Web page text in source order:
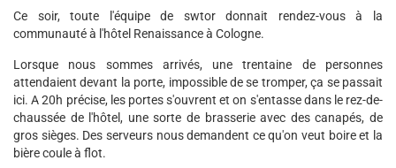
Ce soir, toute l'équipe de swtor donnait rendez-vous à la
communauté à l'hôtel Renaissance à Cologne.
Lorsque nous sommes arrivés, une trentaine de personnes
attendaient devant la porte, impossible de se tromper, ça se passait
ici. A 20h précise, les portes s'ouvrent et on s'entasse dans le rez-de-
chaussée de l'hôtel, une sorte de brasserie avec des canapés, de
gros sièges. Des serveurs nous demandent ce qu'on veut boire et la
bière coule à flot.